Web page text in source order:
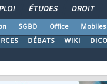
ÉTUDES DROIT
SGBD Office Mobiles
DÉBATS WIKI DICO